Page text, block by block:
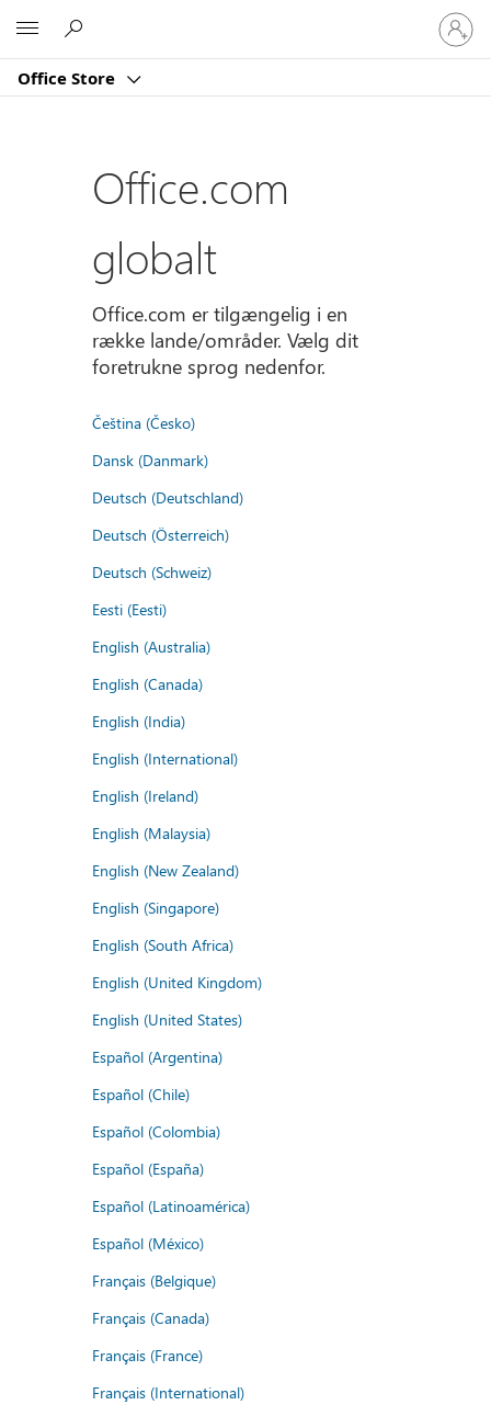
Office Store
Log
på
din
Office.com
globalt
Office.com er tilgængelig i en
række lande/områder. Vælg dit
foretrukne sprog nedenfor.
Čeština (Česko)
Dansk (Danmark)
Deutsch (Deutschland)
Deutsch (Österreich)
Deutsch (Schweiz)
Eesti (Eesti)
English (Australia)
English (Canada)
English (India)
English (International)
English (Ireland)
English (Malaysia)
English (New Zealand)
English (Singapore)
English (South Africa)
English (United Kingdom)
English (United States)
Español (Argentina)
Español (Chile)
Español (Colombia)
Español (España)
Español (Latinoamérica)
Español (México)
Français (Belgique)
Français (Canada)
Français (France)
Français (International)